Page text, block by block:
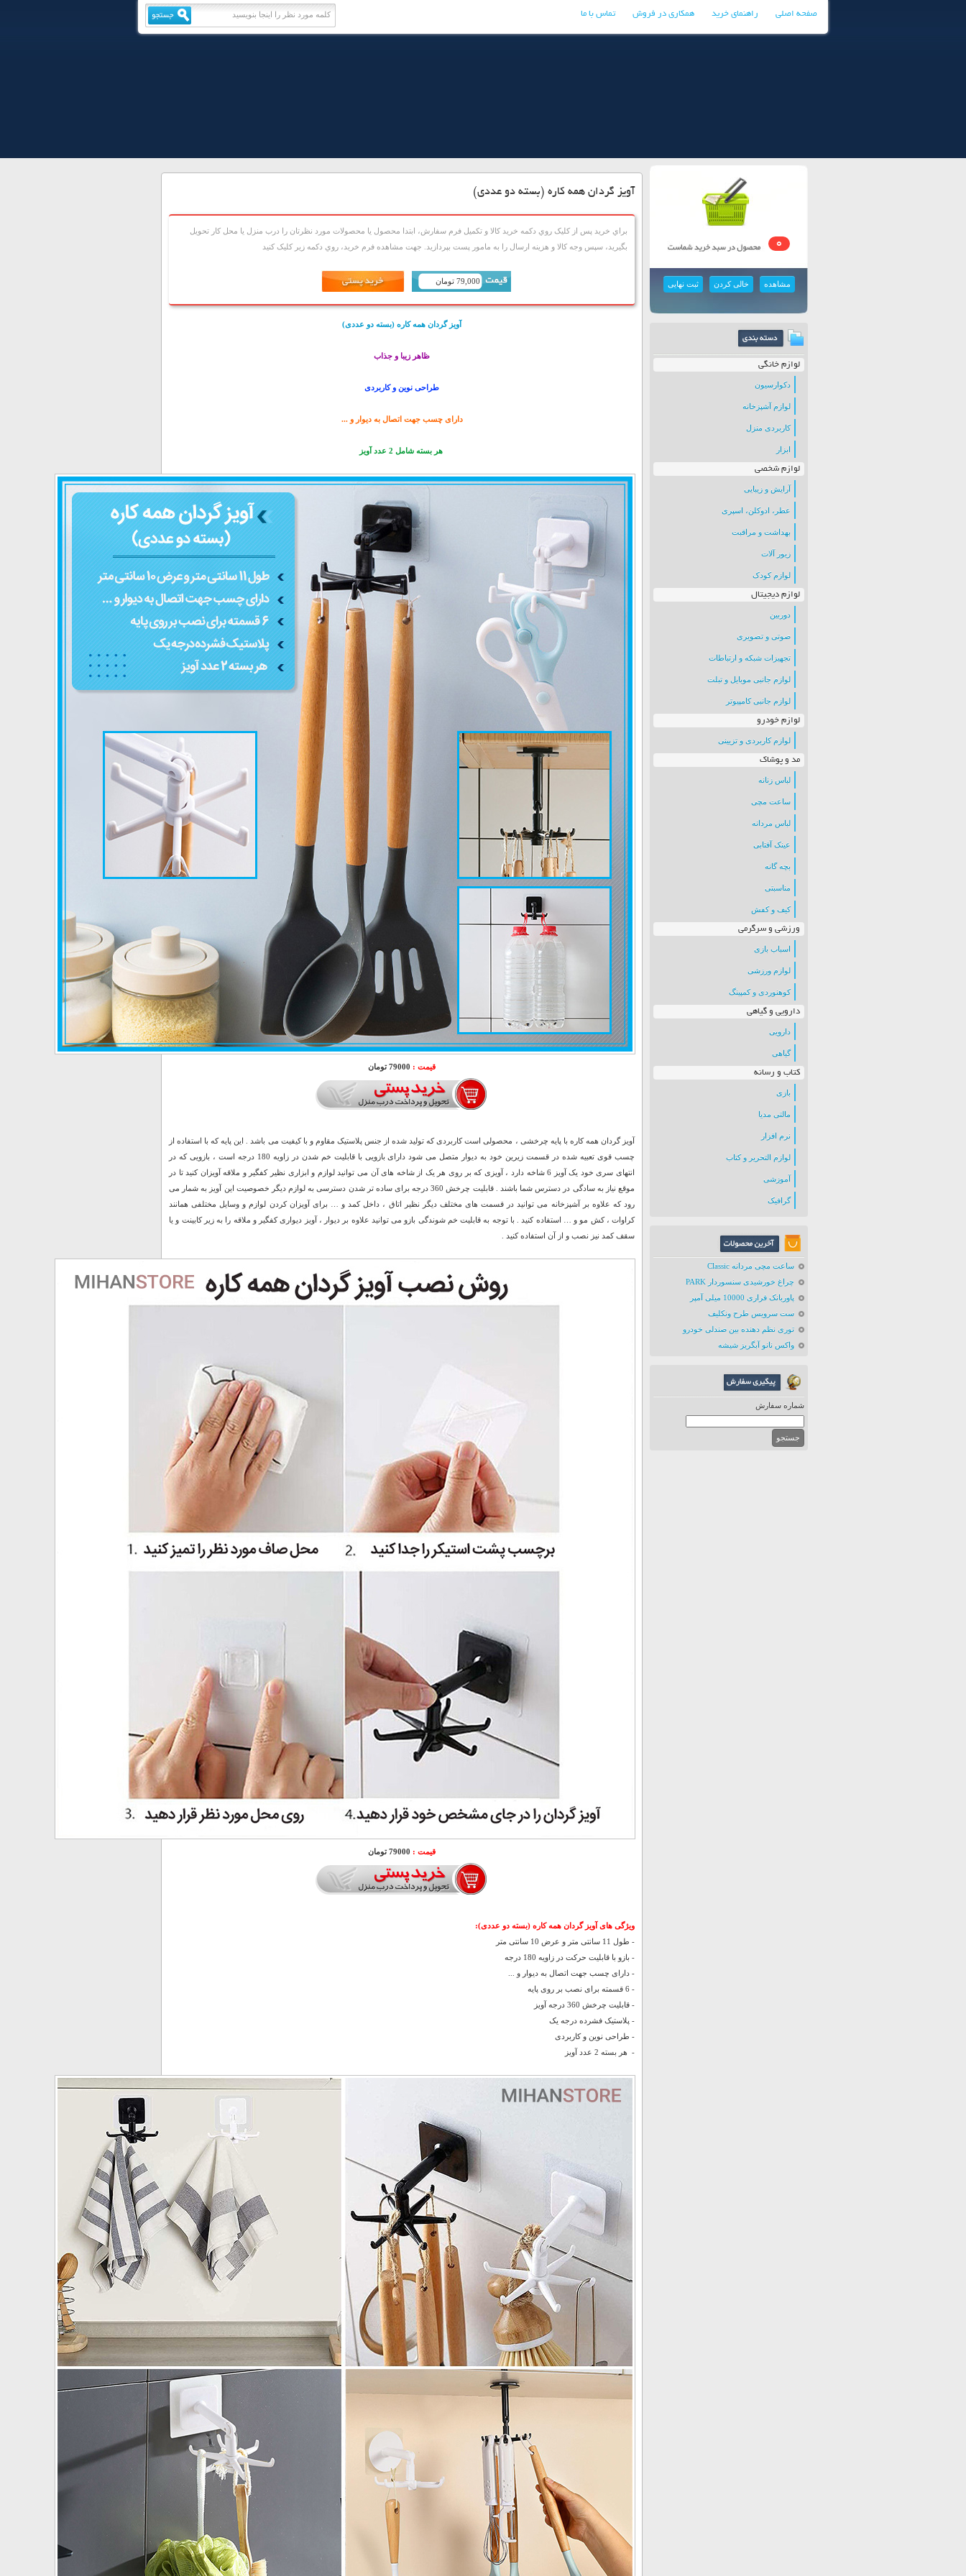
صفحه اصلی راهنمای خرید همکاری در فروش تماس با ما
0
مشاهده خالی کردن ثبت نهایی
لوازم خانگی
دکوارسیون
لوازم آشپزخانه
کاربردی منزل
ابزار
لوازم شخصی
آرایش و زیبایی
عطر، ادوکلن، اسپری
بهداشت و مراقبت
زیور آلات
لوازم کودک
لوازم دیجیتال
دوربین
صوتی و تصویری
تجهیزات شبکه و ارتباطات
لوازم جانبی موبایل و تبلت
لوازم جانبی کامپیوتر
لوازم خودرو
لوازم کاربردی و تزیینی
مد و پوشاک
لباس زنانه
ساعت مچی
لباس مردانه
عینک آفتابی
بچه گانه
مناسبتی
کیف و کفش
ورزشی و سرگرمی
اسباب بازی
لوازم ورزشی
کوهنوردی و کمپینگ
دارویی و گیاهی
دارویی
گیاهی
کتاب و رسانه
بازی
مالتی مدیا
نرم افزار
لوازم التحریر و کتاب
آموزشی
گرافیک
ساعت مچی مردانه Classic
چراغ خورشیدی سنسوردار PARK
پاوربانک فراری 10000 میلی آمپر
ست سرویس طرح ونکلیف
توری نظم دهنده بین صندلی خودرو
واکس نانو آبگریز شیشه
شماره سفارش
آویز گردان همه کاره (بسته دو عددی)
براي خريد پس از کليک روي دکمه خريد کالا و تکميل فرم سفارش، ابتدا محصول يا محصولات مورد نظرتان را درب منزل يا محل کار تحويل
بگيريد، سپس وجه کالا و هزينه ارسال را به مامور پست بپردازيد. جهت مشاهده فرم خريد، روي دکمه زير کليک کنيد
79,000 تومان
آویز گردان همه کاره (بسته دو عددی)
ظاهر زیبا و جذاب
طراحی نوین و کاربردی
دارای چسب جهت اتصال به دیوار و ...
هر بسته شامل 2 عدد آویز
قیمت : 79000 تومان
آویز گردان همه کاره با پایه چرخشی ، محصولی است کاربردی که تولید شده از جنس پلاستیک مقاوم و با کیفیت می باشد . این پایه که با استفاده از
چسب قوی تعبیه شده در قسمت زیرین خود به دیوار متصل می شود دارای بازویی با قابلیت خم شدن در زاویه 180 درجه است ، بازویی که در
انتهای سری خود یک آویز 6 شاخه دارد ، آویزی که بر روی هر یک از شاخه های آن می توانید لوازم و ابزاری نظیر کفگیر و ملاقه آویزان کنید تا در
موقع نیاز به سادگی در دسترس شما باشند . قابلیت چرخش 360 درجه برای ساده تر شدن دسترسی به لوازم دیگر خصوصیت این آویز به شمار می
رود که علاوه بر آشپزخانه می توانید در قسمت های مختلف دیگر نظیر اتاق ، داخل کمد و … برای آویزان کردن لوازم و وسایل مختلفی همانند
کراوات ، کش مو و … استفاده کنید . با توجه به قابلیت خم شوندگی بازو می توانید علاوه بر دیوار ، آویز دیواری کفگیر و ملاقه را به زیر کابینت و یا
سقف کمد نیز نصب و از آن استفاده کنید .
قیمت : 79000 تومان
ویژگی های آویز گردان همه کاره (بسته دو عددی):
- طول 11 سانتی متر و عرض 10 سانتی متر
- بازو با قابلیت حرکت در زاویه 180 درجه
- دارای چسب جهت اتصال به دیوار و ...
- 6 قسمته برای نصب بر روی پایه
- قابلیت چرخش 360 درجه آویز
- پلاستیک فشرده درجه یک
- طراحی نوین و کاربردی
- هر بسته 2 عدد آویز